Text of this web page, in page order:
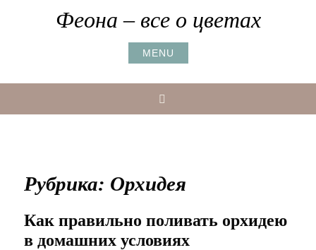
Феона – все о цветах
MENU
Рубрика: Орхидея
Как правильно поливать орхидею
в домашних условиях